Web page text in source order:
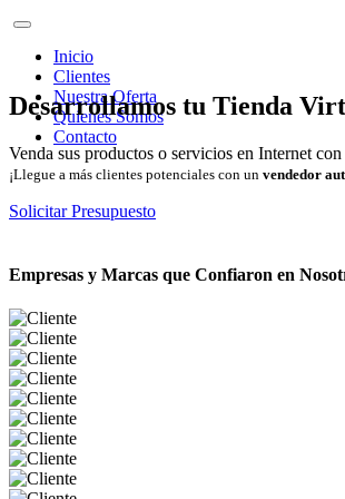
Inicio
Clientes
Nuestra Oferta
Quienes Somos
Contacto
Desarrollamos tu Tienda
Venda sus productos o servicios en Internet con
¡Llegue a más clientes potenciales con un vendedor
Solicitar Presupuesto
Empresas y Marcas que Confiaron en